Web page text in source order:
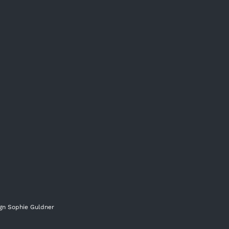
Sophie Guldner